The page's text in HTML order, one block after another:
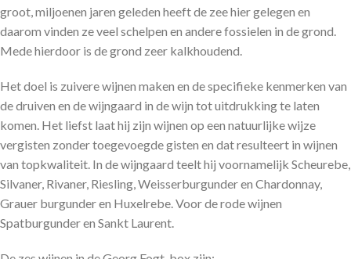
groot, miljoenen jaren geleden heeft de zee hier gelegen en
daarom vinden ze veel schelpen en andere fossielen in de grond.
Mede hierdoor is de grond zeer kalkhoudend.
Het doel is zuivere wijnen maken en de specifieke kenmerken van
de druiven en de wijngaard in de wijn tot uitdrukking te laten
komen. Het liefst laat hij zijn wijnen op een natuurlijke wijze
vergisten zonder toegevoegde gisten en dat resulteert in wijnen
van topkwaliteit. In de wijngaard teelt hij voornamelijk Scheurebe,
Silvaner, Rivaner, Riesling, Weisserburgunder en Chardonnay,
Grauer burgunder en Huxelrebe. Voor de rode wijnen
Spatburgunder en Sankt Laurent.